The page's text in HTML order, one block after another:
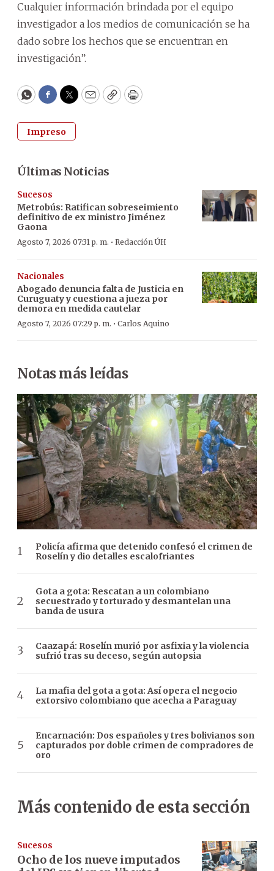
Cualquier información brindada por el equipo
investigador a los medios de comunicación se ha
dado sobre los hechos que se encuentran en
investigación”.
WhatsApp
Facebook
Twitter
EmailCopyPrint
Impreso
Últimas Noticias
Sucesos
Metrobús: Ratifican sobreseimiento
definitivo de ex ministro Jiménez
Gaona
Agosto 7, 2026 07:31 p. m. · Redacción ÚH
Nacionales
Abogado denuncia falta de Justicia en
Curuguaty y cuestiona a jueza por
demora en medida cautelar
Agosto 7, 2026 07:29 p. m. · Carlos Aquino
Notas más leídas
Policía afirma que detenido confesó el crimen de
Roselín y dio detalles escalofriantes
Gota a gota: Rescatan a un colombiano
secuestrado y torturado y desmantelan una
banda de usura
Caazapá: Roselín murió por asfixia y la violencia
sufrió tras su deceso, según autopsia
La mafia del gota a gota: Así opera el negocio
extorsivo colombiano que acecha a Paraguay
Encarnación: Dos españoles y tres bolivianos son
capturados por doble crimen de compradores de
oro
Más contenido de esta sección
Sucesos
Ocho de los nueve imputados